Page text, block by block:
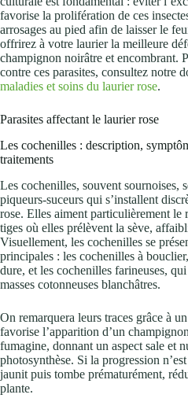
favorise la prolifération de ces
arrosages au pied afin de laisser le
offrirez à votre laurier la meilleure
champignon noirâtre et encombrant.
contre ces parasites, consultez notre
maladies et soins du laurier rose.
Parasites affectant le laurier rose
Les cochenilles : description,
traitements
Les cochenilles, souvent sournoises,
piqueurs-suceurs qui s’installent
rose. Elles aiment particulièrement le
tiges où elles prélèvent la sève,
Visuellement, les cochenilles se
principales : les cochenilles à
dure, et les cochenilles farineuses,
masses cotonneuses blanchâtres.
On remarquera leurs traces grâce à
favorise l’apparition d’un
fumagine, donnant un aspect sale et
photosynthèse. Si la progression
jaunit puis tombe prématurément,
plante.